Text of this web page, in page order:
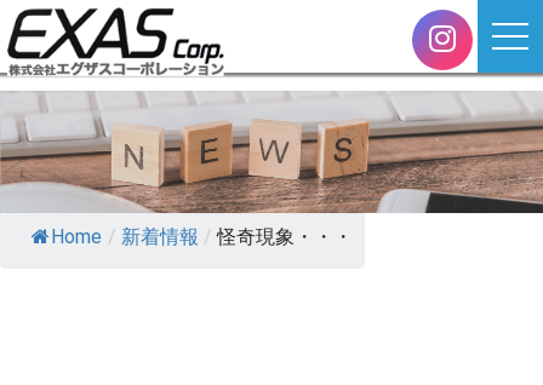
Home / 新着情報 / 怪奇現象・・・